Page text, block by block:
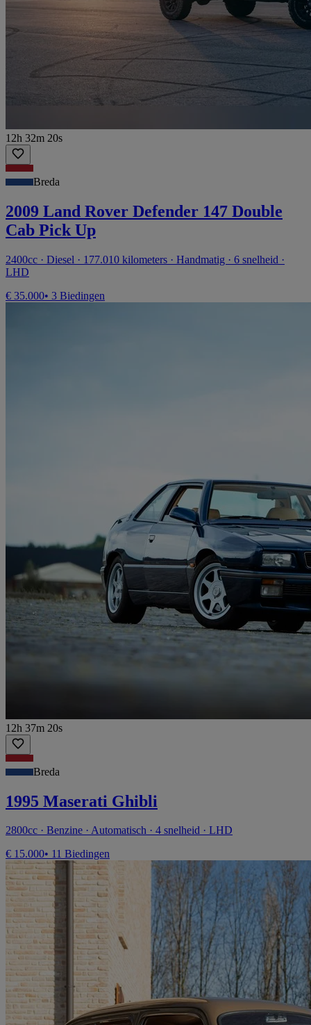
12h 32m 20s
Breda
2009 Land Rover Defender 147 Double
Cab Pick Up
2400cc · Diesel · 177.010 kilometers · Handmatig · 6 snelheid ·
LHD
€ 35.000• 3 Biedingen
12h 37m 20s
Breda
1995 Maserati Ghibli
2800cc · Benzine · Automatisch · 4 snelheid · LHD
€ 15.000• 11 Biedingen